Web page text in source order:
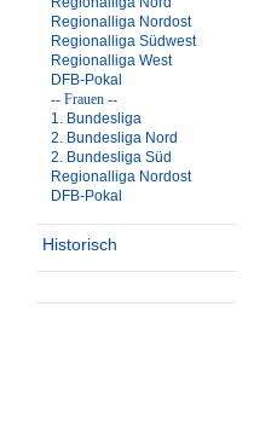
Regionalliga Nordost
Regionalliga Südwest
Regionalliga West
DFB-Pokal
-- Frauen --
1. Bundesliga
2. Bundesliga Nord
2. Bundesliga Süd
Regionalliga Nordost
DFB-Pokal
Historisch